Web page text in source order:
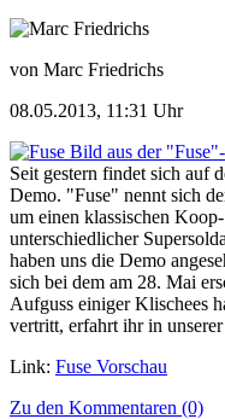
von Marc Friedrichs
08.05.2013, 11:31 Uhr
Bild aus der
Seit gestern findet sich auf
Demo. "Fuse" nennt sich
um einen klassischen
unterschiedlicher
haben uns die Demo
sich bei dem am 28. Mai
Aufguss einiger Klischees
vertritt, erfahrt ihr in
Link: Fuse Vorschau
Zu den Kommentaren (0)